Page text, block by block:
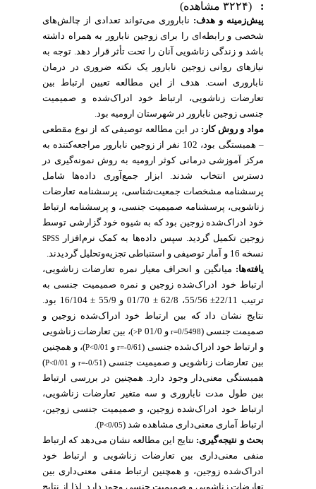
پیش‌زمینه و هدف: ناباروری می‌تواند تعدادی از چالش‌های
شخصی و رابطه‌ای را برای زوجین نابارور به همراه داشته
باشد و زندگی زناشویی آنان را تحت تأثر قرار دهد. توجه به
نیازهای روانی زوجین نابارور یک نکته ضروری در درمان
ناباروری است. هدف از این مطالعه تعیین ارتباط بین
تعارضات زناشویی، ارتباط خود ادراک‌شده و صمیمیت
جنسی زوجین نابارور در شهرستان ارومیه بود.
مواد و روش کار:در این مطالعه توصیفی که از نوع مقطعی
– همبستگی بود، 102 نفر از زوجین نابارور مراجعه‌کننده به
مرکز آموزشی درمانی کوثر ارومیه به روش نمونه‌گیری در
دسترس انتخاب شدند. ابزار جمع‌آوری داده‌ها شامل
پرسشنامه مشخصات جمعیت‌شناسی، پرسشنامه تعارضات
زناشویی، پرسشنامه صمیمیت جنسی، و پرسشنامه ارتباط
خود ادراک‌شده زوجین بود که به شیوه خود گزارشی توسط
زوجین تکمیل گردید. سپس داده‌ها به کمک نرم‌افزار
SPSS
نسخه 16
و آمار توصیفی و استنباطی تجزیه‌وتحلیل گردیدند.
یافته‌ها:میانگین و انحراف معیار نمره تعارضات زناشویی،
ارتباط خود ادراک‌شده زوجین و نمره صمیمیت جنسی به
ترتیب 22/11± 55/56، 62/8 ± 01/70 و 55/9 ± 16/104 بود.
نتایج نشان داد که بین ارتباط خود ادراک‌شده زوجین و
صمیمت جنسی ( r=0/5498و 01/0 P<
)، بین تعارضات زناشویی
و ارتباط خود ادراک‌شده جنسی ( r=-0/61وP<0/01)، و همچنین
بین تعارضات زناشویی و صمیمیت جنسی ( r=-0/51و P<0/01
)
همبستگی معنی‌دار وجود دارد. همچنیندر بررسی ارتباط
بین طول مدت ناباروری و سه متغیر تعارضات زناشویی،
ارتباط خود ادراک‌شده زوجین، و صمیمیت جنسی زوجین،
ارتباط آماری معنی‌داری مشاهده شد (P<0/05
)
.
بحث و نتیجه‌گیری:نتایج این مطالعه نشان می‌دهد که ارتباط
منفی معنی‌داری بین تعارضات زناشویی و ارتباط خود
ادراک‌شده زوجین، و همچنین ارتباط منفی معنی‌داری بین